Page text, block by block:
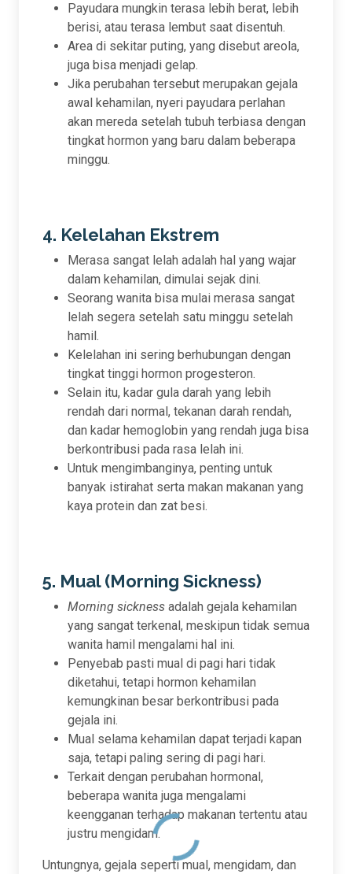
Payudara mungkin terasa lebih berat, lebih
berisi, atau terasa lembut saat disentuh.
Area di sekitar puting, yang disebut areola,
juga bisa menjadi gelap.
Jika perubahan tersebut merupakan gejala
awal kehamilan, nyeri payudara perlahan
akan mereda setelah tubuh terbiasa dengan
tingkat hormon yang baru dalam beberapa
minggu.
4. Kelelahan Ekstrem
Merasa sangat lelah adalah hal yang wajar
dalam kehamilan, dimulai sejak dini.
Seorang wanita bisa mulai merasa sangat
lelah segera setelah satu minggu setelah
hamil.
Kelelahan ini sering berhubungan dengan
tingkat tinggi hormon progesteron.
Selain itu, kadar gula darah yang lebih
rendah dari normal, tekanan darah rendah,
dan kadar hemoglobin yang rendah juga bisa
berkontribusi pada rasa lelah ini.
Untuk mengimbanginya, penting untuk
banyak istirahat serta makan makanan yang
kaya protein dan zat besi.
5. Mual (Morning Sickness)
Morning sickness adalah gejala kehamilan
yang sangat terkenal, meskipun tidak semua
wanita hamil mengalami hal ini.
Penyebab pasti mual di pagi hari tidak
diketahui, tetapi hormon kehamilan
kemungkinan besar berkontribusi pada
gejala ini.
Mual selama kehamilan dapat terjadi kapan
saja, tetapi paling sering di pagi hari.
Terkait dengan perubahan hormonal,
beberapa wanita juga mengalami
keengganan terhadap makanan tertentu atau
justru mengidam.
Untungnya, gejala seperti mual, mengidam, dan